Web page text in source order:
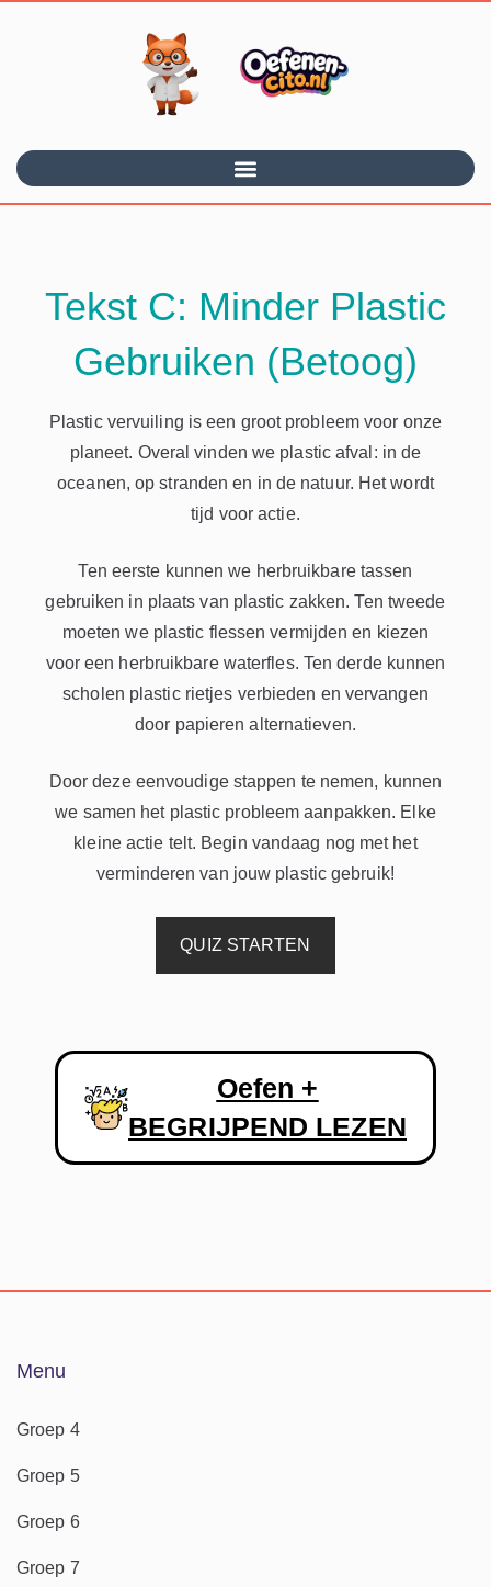
Tekst C: Minder Plastic
Gebruiken (Betoog)
Plastic vervuiling is een groot probleem voor onze
planeet. Overal vinden we plastic afval: in de
oceanen, op stranden en in de natuur. Het wordt
tijd voor actie.
Ten eerste kunnen we herbruikbare tassen
gebruiken in plaats van plastic zakken. Ten tweede
moeten we plastic flessen vermijden en kiezen
voor een herbruikbare waterfles. Ten derde kunnen
scholen plastic rietjes verbieden en vervangen
door papieren alternatieven.
Door deze eenvoudige stappen te nemen, kunnen
we samen het plastic probleem aanpakken. Elke
kleine actie telt. Begin vandaag nog met het
verminderen van jouw plastic gebruik!
QUIZ STARTEN
Oefen +
BEGRIJPEND LEZEN
Menu
Groep 4
Groep 5
Groep 6
Groep 7